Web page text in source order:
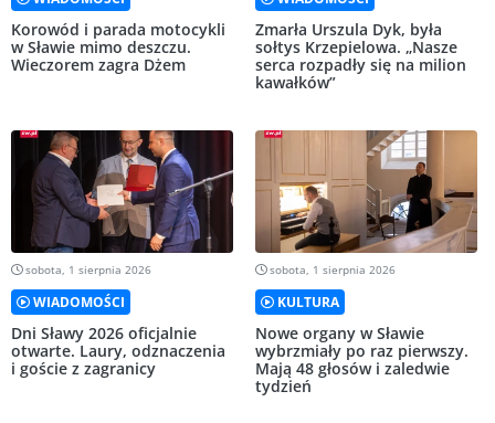
Korowód i parada motocykli
w Sławie mimo deszczu.
Wieczorem zagra Dżem
Zmarła Urszula Dyk, była
sołtys Krzepielowa. „Nasze
serca rozpadły się na milion
kawałków”
sobota, 1 sierpnia 2026
WIADOMOŚCI
Dni Sławy 2026 oficjalnie
otwarte. Laury, odznaczenia
i goście z zagranicy
sobota, 1 sierpnia 2026
KULTURA
Nowe organy w Sławie
wybrzmiały po raz pierwszy.
Mają 48 głosów i zaledwie
tydzień